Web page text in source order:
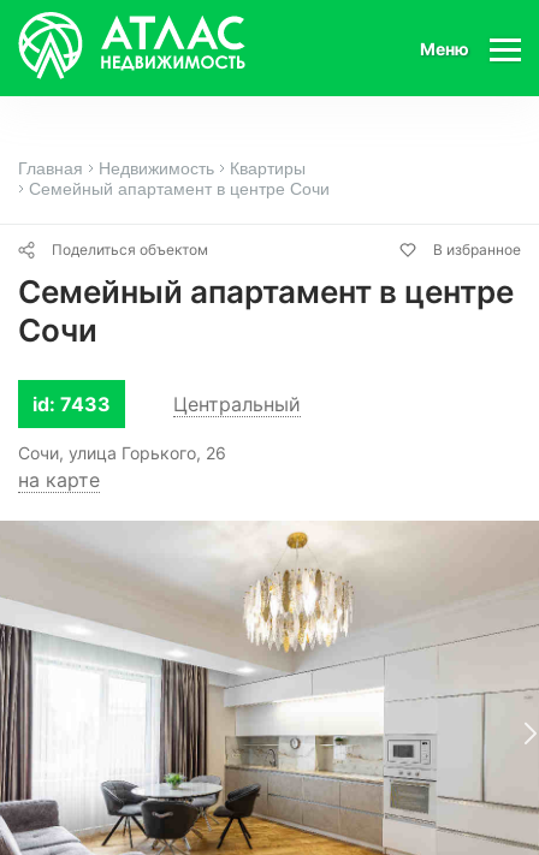
Меню
Главная Недвижимость
Квартиры
Семейный апартамент в центре Сочи
Поделиться объектом В избранное
Семейный апартамент в центре
Сочи
id: 7433 Центральный
Сочи, улица Горького, 26
на карте